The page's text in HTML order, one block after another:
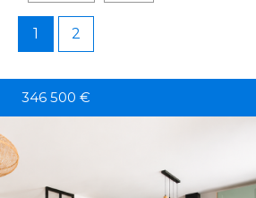
RECHERCHER
1 2
346 500 €